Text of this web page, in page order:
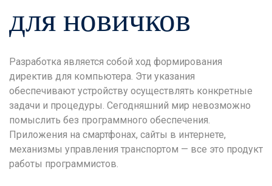
для новичков
Разработка является собой ход формирования
директив для компьютера. Эти указания
обеспечивают устройству осуществлять конкретные
задачи и процедуры. Сегодняшний мир невозможно
помыслить без программного обеспечения.
Приложения на смартфонах, сайты в интернете,
механизмы управления транспортом — все это продукт
работы программистов.